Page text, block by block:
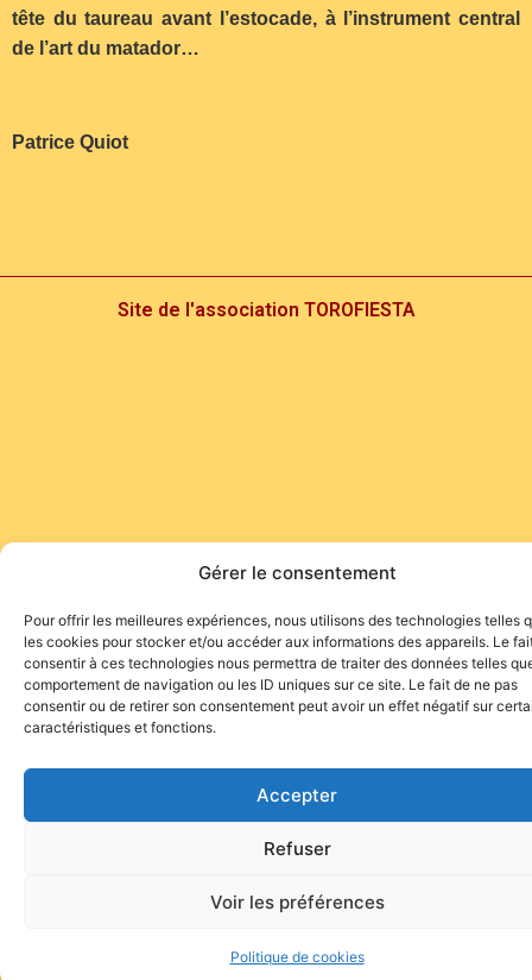
Gérer le consentement
Pour offrir les meilleures expériences, nous utilisons des technologies telles
les cookies pour stocker et/ou accéder aux informations des appareils. Le
consentir à ces technologies nous permettra de traiter des données telles
comportement de navigation ou les ID uniques sur ce site. Le fait de ne pas
consentir ou de retirer son consentement peut avoir un effet négatif sur
caractéristiques et fonctions.
Accepter
Refuser
Voir les préférences
Politique de cookies
tête du taureau avant l’estocade, à l’instrument central
de l’art du matador…
Patrice Quiot
Site de l'association TOROFIESTA